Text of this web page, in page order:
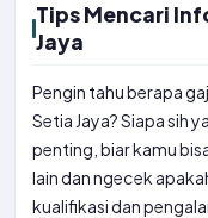
Tips Mencari
Jaya
Pengin tahu berapa
Setia Jaya? Siapa sih
penting, biar kamu
lain dan ngecek
kualifikasi dan